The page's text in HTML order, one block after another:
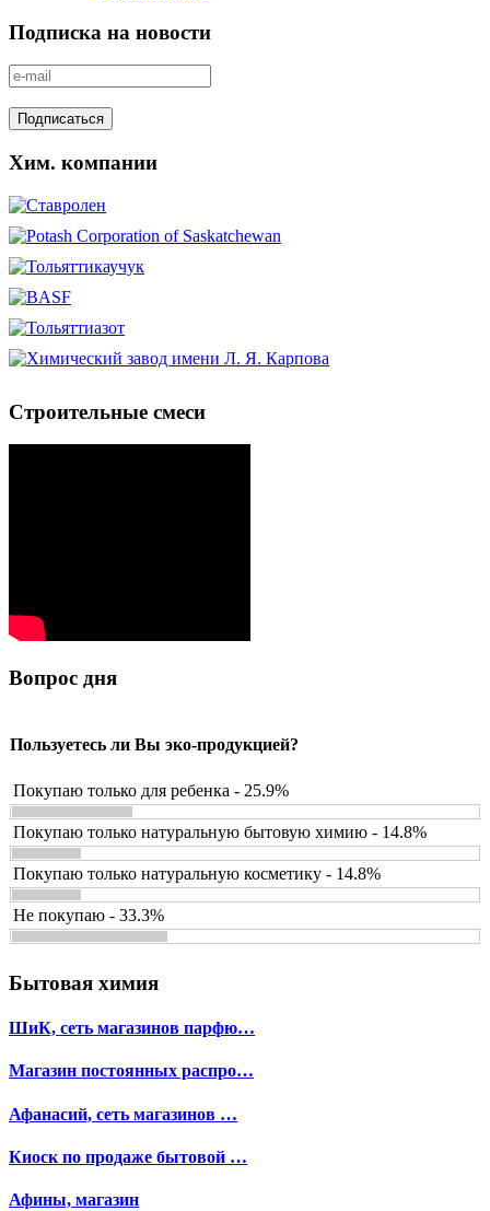
Подписка на новости
Хим. компании
Строительные смеси
Вопрос дня
Пользуетесь ли Вы эко-продукцией?
Покупаю только для ребенка - 25.9%
Покупаю только натуральную бытовую химию - 14.8%
Покупаю только натуральную косметику - 14.8%
Не покупаю - 33.3%
Бытовая химия
ШиК, сеть магазинов парфю…
Магазин постоянных распро…
Афанасий, сеть магазинов …
Киоск по продаже бытовой …
Афины, магазин